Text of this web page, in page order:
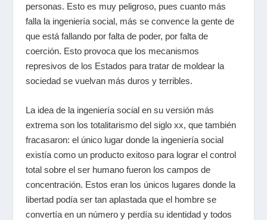
personas. Esto es muy peligroso, pues cuanto más
falla la ingeniería social, más se convence la gente de
que está fallando por falta de poder, por falta de
coerción. Esto provoca que los mecanismos
represivos de los Estados para tratar de moldear la
sociedad se vuelvan más duros y terribles.
La idea de la ingeniería social en su versión más
extrema son los totalitarismo del siglo xx, que también
fracasaron: el único lugar donde la ingeniería social
existía como un producto exitoso para lograr el control
total sobre el ser humano fueron los campos de
concentración. Estos eran los únicos lugares donde la
libertad podía ser tan aplastada que el hombre se
convertía en un número y perdía su identidad y todos